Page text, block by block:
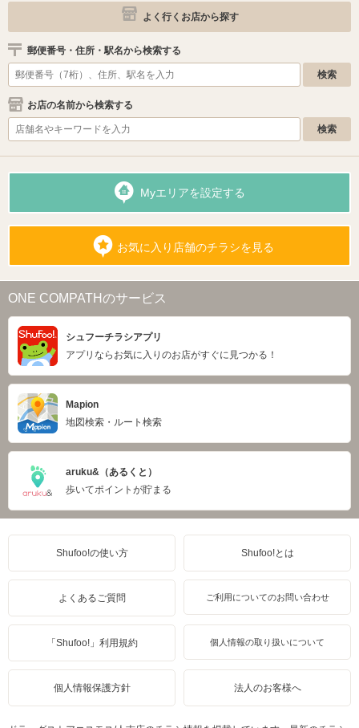
よく行くお店から探す
郵便番号・住所・駅名から検索する
お店の名前から検索する
Myエリアを設定する
お気に入り店舗のチラシを見る
ONE COMPATHのサービス
シュフーチラシアプリ
アプリならお気に入りのお店がすぐに見つかる！
Mapion
地図検索・ルート検索
aruku&（あるくと）
歩いてポイントが貯まる
Shufoo!の使い方 Shufoo!とは
よくあるご質問 ご利用についてのお問い合わせ
「Shufoo!」利用規約 個人情報の取り扱いについて
個人情報保護方針 法人のお客様へ